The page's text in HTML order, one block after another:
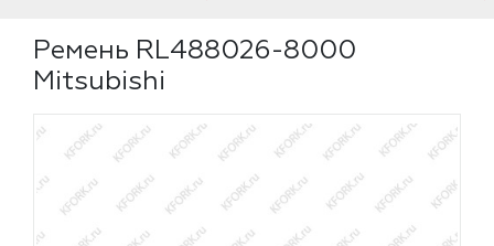
Ремень RL488026-8000
Mitsubishi